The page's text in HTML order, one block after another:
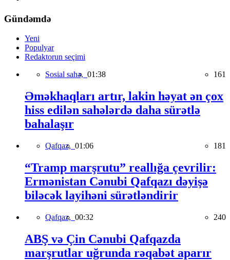
Gündəmdə
Yeni
Populyar
Redaktorun seçimi
Sosial sahə, 01:38 161
Əməkhaqları artır, lakin həyat ən çox
hiss edilən sahələrdə daha sürətlə
bahalaşır
Qafqaz, 01:06 181
“Tramp marşrutu” reallığa çevrilir:
Ermənistan Cənubi Qafqazı dəyişə
biləcək layihəni sürətləndirir
Qafqaz, 00:32 240
ABŞ və Çin Cənubi Qafqazda
marşrutlar uğrunda rəqabət aparır